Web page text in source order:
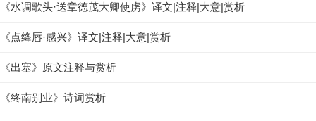
《水调歌头·送章德茂大卿使虏》译文|注释|大意|赏析
《点绛唇·感兴》译文|注释|大意|赏析
《出塞》原文注释与赏析
《终南别业》诗词赏析